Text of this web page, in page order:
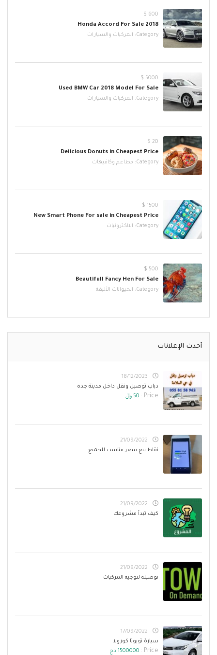
600 $
2018 Honda Accord For Sale
Category: المركبات والسيارات
5000 $
Used BMW Car 2018 Model For Sale
Category: المركبات والسيارات
20 $
Delicious Donuts in Cheapest Price
Category: مطاعم وكافيهات
1500 $
New Smart Phone For sale in Cheapest Price
Category: الالكترونيات
500 $
Beautifull Fancy Hen For Sale
Category: الحيوانات الأليفة
أحدث الإعلانات
18/12/2023
دباب توصيل ونقل داخل مدينة جده
Price : 50 ﷼
21/09/2022
نقاط بيع سعر مناسب للجميع
21/09/2022
كيف تبدأ مشروعك
21/09/2022
توصيلة لتوجية المركبات
17/09/2022
سيارة تويوتا كورولا
Price : 1500000 دج